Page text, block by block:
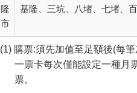
隆
市
基隆、三坑、八堵、七堵、
購票:須先加值至足額後(每
一票卡每次僅能設定一種月
票。